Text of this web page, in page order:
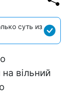
суть из
вільний